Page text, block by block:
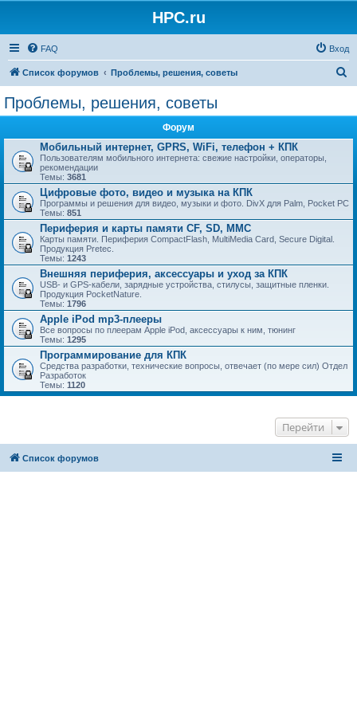
HPC.ru
FAQ Вход
Список форумов Проблемы, решения, советы
Проблемы, решения, советы
Форум
Мобильный интернет, GPRS, WiFi, телефон + КПК
Пользователям мобильного интернета: свежие настройки, операторы,
рекомендации
Темы: 3681
Цифровые фото, видео и музыка на КПК
Программы и решения для видео, музыки и фото. DivX для Palm, Pocket PC
Темы: 851
Периферия и карты памяти CF, SD, MMC
Карты памяти. Периферия CompactFlash, MultiMedia Card, Secure Digital.
Продукция Pretec.
Темы: 1243
Внешняя периферия, аксессуары и уход за КПК
USB- и GPS-кабели, зарядные устройства, стилусы, защитные пленки.
Продукция PocketNature.
Темы: 1796
Apple iPod mp3-плееры
Все вопросы по плеерам Apple iPod, аксессуары к ним, тюнинг
Темы: 1295
Программирование для КПК
Средства разработки, технические вопросы, отвечает (по мере сил) Отдел
Разработок
Темы: 1120
Перейти
Список форумов